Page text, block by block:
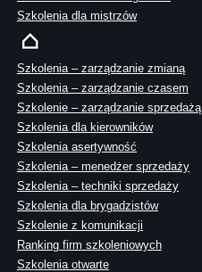
Szkolenia dla mistrzów
Szkolenia – zarządzanie zmianą
Szkolenia – zarządzanie czasem
Szkolenie – zarządzanie sprzedażą
Szkolenia dla kierowników
Szkolenia asertywność
Szkolenia – menedżer sprzedaży
Szkolenia – techniki sprzedaży
Szkolenia dla brygadzistów
Szkolenie z komunikacji
Ranking firm szkoleniowych
Szkolenia otwarte